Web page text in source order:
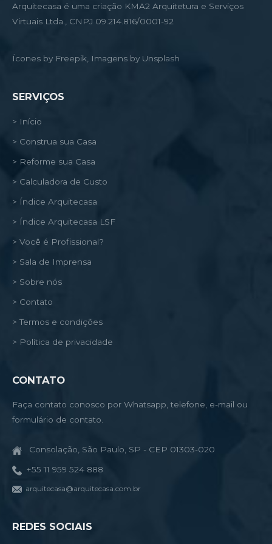
Arquitecasa é uma criação KMA2 Arquitetura e Serviços
Virtuais Ltda., CNPJ 09.214.816/0001-92
Ícones by Freepik, Imagens by Unsplash
SERVIÇOS
> Início
> Construa sua Casa
> Reforme sua Casa
> Calculadora de Custo
> Índice Arquitecasa
> Índice Arquitecasa LSF
> Você é Profissional?
> Sala de Imprensa
> Sobre nós
> Contato
> Termos e condições
> Política de privacidade
CONTATO
Faça contato conosco por Whatsapp, telefone, e-mail ou
formulário de contato.
Consolação, São Paulo, SP - CEP 01303-020
+55 11 959 524 888
arquitecasa@arquitecasa.com.br
REDES SOCIAIS